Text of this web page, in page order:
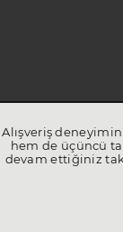
Alışveriş
hem de üçüncü
devam ettiğiniz